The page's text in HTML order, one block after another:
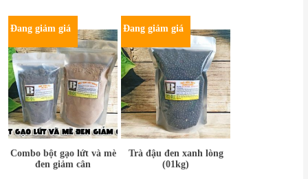
Đang giảm giá
Combo bột gạo lứt và mè
đen giảm cân
Đang giảm giá
Trà đậu đen xanh lòng
(01kg)